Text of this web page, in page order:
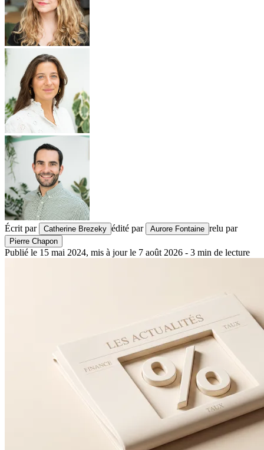
Écrit par Catherine Brezeky édité par Aurore Fontaine relu par
Pierre Chapon
Publié le 15 mai 2024, mis à jour le 7 août 2026 - 3 min de lecture